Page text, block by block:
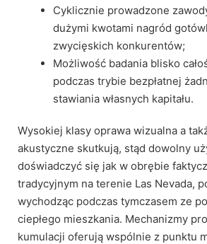
Cyklicznie prowadzone
dużymi kwotami nagród
zwycięskich konkurentów;
Możliwość badania blisko
podczas trybie bezpłatnej
stawiania własnych kapitału.
Wysokiej klasy oprawa wizualna a
akustyczne skutkują, stąd dowolny
doświadczyć się jak w obrębie
tradycyjnym na terenie Las Nevada,
wychodząc podczas tymczasem ze
ciepłego mieszkania. Mechanizmy
kumulacji oferują wspólnie z punktu